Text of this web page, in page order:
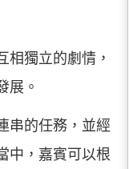
相獨立的劇情，
展。
串的任務，並經
中，嘉賓可以根